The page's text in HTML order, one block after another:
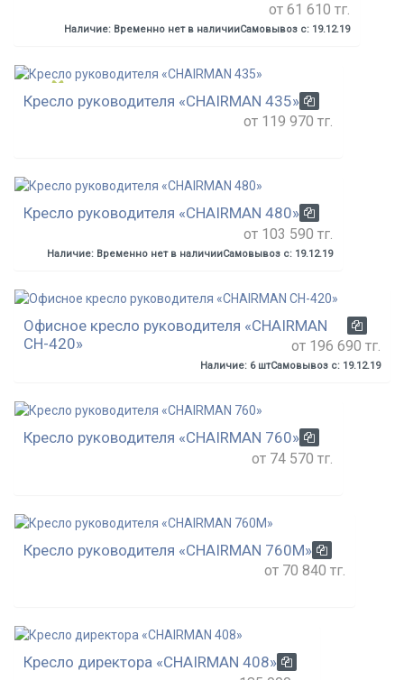
от 61 610 тг.
Наличие: Временно нет в наличииСамовывоз с: 19.12.19
Кресло руководителя «CHAIRMAN 435»
от 119 970 тг.
Кресло руководителя «CHAIRMAN 480»
от 103 590 тг.
Наличие: Временно нет в наличииСамовывоз с: 19.12.19
Офисное кресло руководителя «CHAIRMAN
СН-420»
от 196 690 тг.
Наличие: 6 штСамовывоз с: 19.12.19
Кресло руководителя «CHAIRMAN 760»
от 74 570 тг.
Кресло руководителя «CHAIRMAN 760М»
от 70 840 тг.
Кресло директора «CHAIRMAN 408»